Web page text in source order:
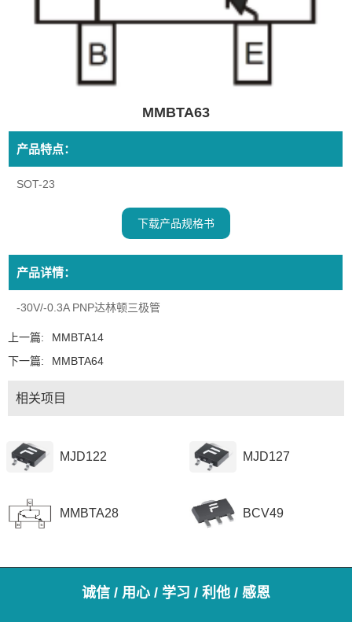
MMBTA63
产品特点：
SOT-23
下载产品规格书
产品详情：
-30V/-0.3A PNP达林顿三极管
上一篇:
MMBTA14
下一篇:
MMBTA64
相关项目
MJD122 MJD127
MMBTA28 BCV49
诚信 / 用心 / 学习 / 利他 / 感恩